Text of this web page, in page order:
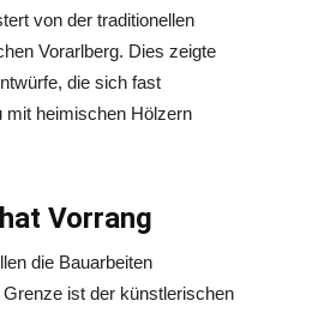
von der traditionellen
Vorarlberg. Dies zeigte
die sich fast
mit heimischen Hölzern
Vorrang
die Bauarbeiten
ist der künstlerischen